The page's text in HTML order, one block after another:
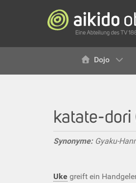
Dojo
katate-dori
Synonyme:Gyaku-
Uke greift ein